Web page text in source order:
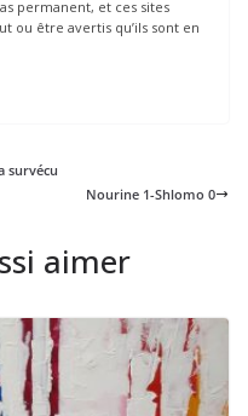
permanent, et ces sites
ou être avertis qu’ils sont en
survécu
Nourine 1-Shlomo 0
aimer